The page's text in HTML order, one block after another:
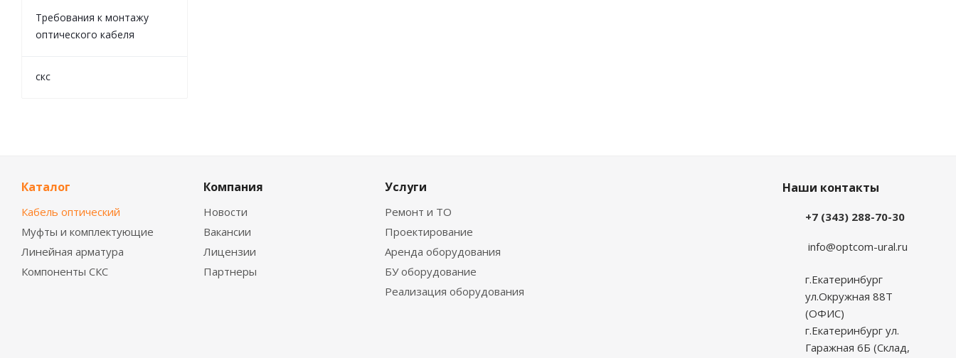
Требования к монтажу
оптического кабеля
скс
Каталог
Кабель оптический
Муфты и комплектующие
Линейная арматура
Компоненты СКС
Компания
Новости
Вакансии
Лицензии
Партнеры
Услуги
Ремонт и ТО
Проектирование
Аренда оборудования
БУ оборудование
Реализация оборудования
Наши контакты
+7 (343) 288-70-30
info@optcom-ural.ru
г.Екатеринбург
ул.Окружная 88Т
(ОФИС)
г.Екатеринбург ул.
Гаражная 6Б (Склад,